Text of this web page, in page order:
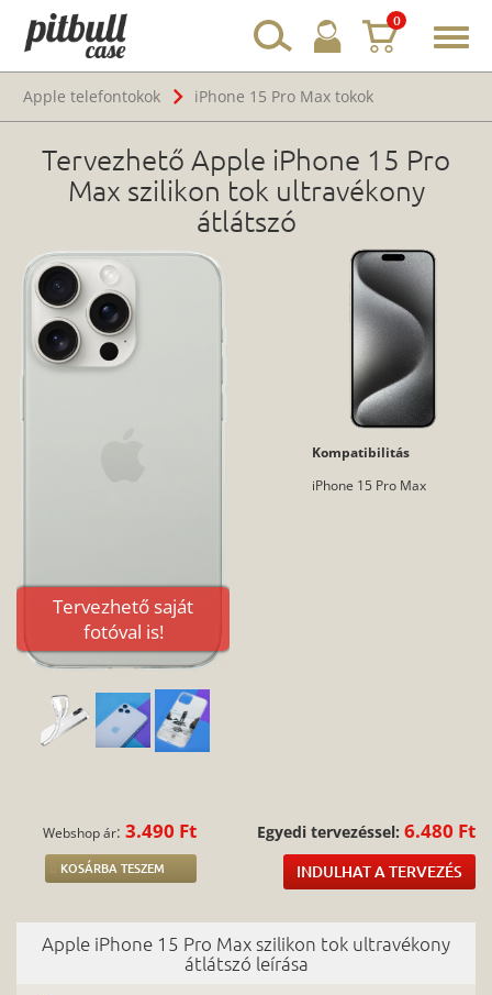
0
Apple telefontokok
iPhone 15 Pro Max tokok
Tervezhető Apple iPhone 15 Pro
Max szilikon tok ultravékony
átlátszó
Tervezhető saját
fotóval is!
Kompatibilitás
iPhone 15 Pro Max
Webshop ár:3.490 Ft
KOSÁRBA TESZEM
Egyedi tervezéssel: 6.480 Ft
INDULHAT A TERVEZÉS
Apple iPhone 15 Pro Max szilikon tok ultravékony
átlátszó leírása